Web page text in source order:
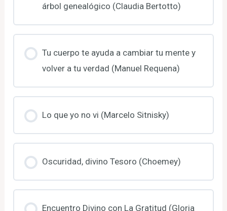
árbol genealógico (Claudia Bertotto)
Tu cuerpo te ayuda a cambiar tu mente y
volver a tu verdad (Manuel Requena)
Lo que yo no vi (Marcelo Sitnisky)
Oscuridad, divino Tesoro (Choemey)
Encuentro Divino con La Gratitud (Gloria